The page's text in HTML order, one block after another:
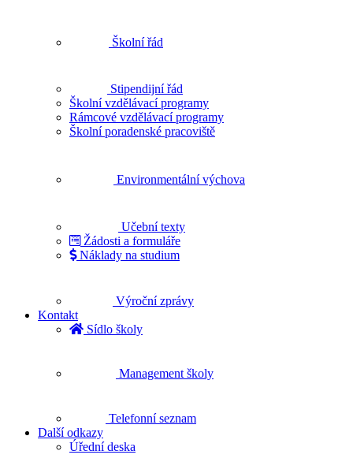
Školní řád
Stipendijní řád
Školní vzdělávací programy
Rámcové vzdělávací programy
Školní poradenské pracoviště
Environmentální výchova
Učební texty
Žádosti a formuláře
Náklady na studium
Výroční zprávy
Kontakt
Sídlo školy
Management školy
Telefonní seznam
Další odkazy
Úřední deska